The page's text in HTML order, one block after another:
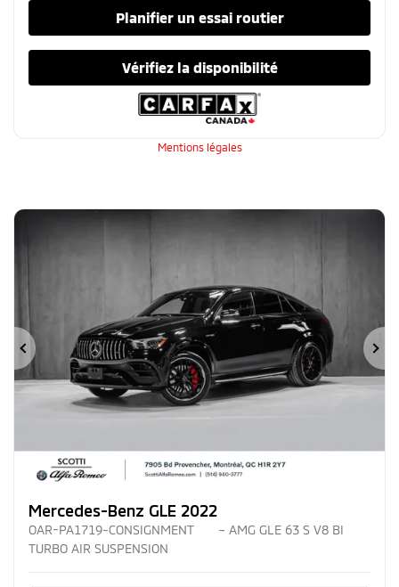
Planifier un essai routier
Vérifiez la disponibilité
Mentions légales
Précédent
Mercedes-Benz GLE 2022
OAR-PA1719-CONSIGNMENT
– AMG GLE 63 S V8 BI
TURBO AIR SUSPENSION